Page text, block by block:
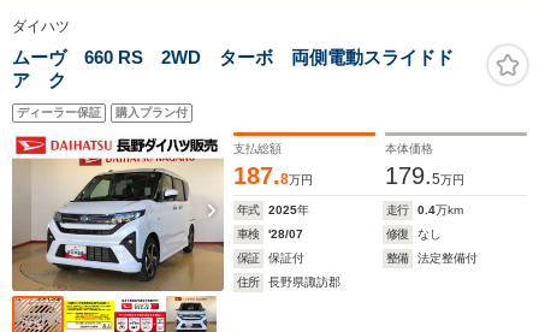
ダイハツ
ムーヴ 660 RS 2WD ターボ 両側電動スライドド
ア ク
ディーラー保証 購入プラン付
支払総額
187.8万円
本体価格
179.5万円
年式 2025年 走行 0.4万km
車検
'28/07 修復
なし
保証
保証付 整備
法定整備付
住所
長野県諏訪郡